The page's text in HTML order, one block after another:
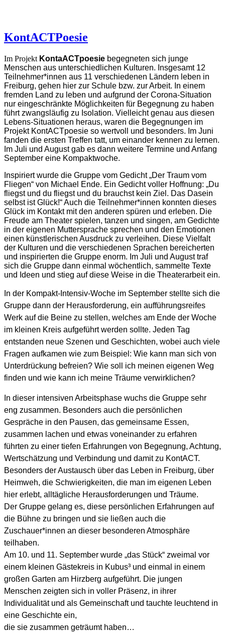
KontACTPoesie
Im Projekt KontaACTpoesie begegneten sich junge
Menschen aus unterschiedlichen Kulturen. Insgesamt 12
Teilnehmer*innen aus 11 verschiedenen Ländern leben in
Freiburg, gehen hier zur Schule bzw. zur Arbeit. In einem
fremden Land zu leben und aufgrund der Corona-Situation
nur eingeschränkte Möglichkeiten für Begegnung zu haben
führt zwangsläufig zu Isolation. Vielleicht genau aus diesen
Lebens-Situationen heraus, waren die Begegnungen im
Projekt KontACTpoesie so wertvoll und besonders. Im Juni
fanden die ersten Treffen tatt, um einander kennen zu lernen.
Im Juli und August gab es dann weitere Termine und Anfang
September eine Kompaktwoche.
Inspiriert wurde die Gruppe vom Gedicht „Der Traum vom
Fliegen“ von Michael Ende. Ein Gedicht voller Hoffnung: „Du
fliegst und du fliegst und du brauchst kein Ziel. Das Dasein
selbst ist Glück!“Auch die Teilnehmer*innen konnten dieses
Glück im Kontakt mit den anderen spüren und erleben. Die
Freude am Theater spielen, tanzen und singen, am Gedichte
in der eigenen Muttersprache sprechen und den Emotionen
einen künstlerischen Ausdruck zu verleihen. Diese Vielfalt
der Kulturen und die verschiedenen Sprachen bereicherten
und inspirierten die Gruppe enorm. Im Juli und August traf
sich die Gruppe dann einmal wöchentlich, sammelte Texte
und Ideen und stieg auf diese Weise in die Theaterarbeit ein.
In der Kompakt-Intensiv-Woche im September stellte sich die
Gruppe dann der Herausforderung, ein aufführungsreifes
Werk auf die Beine zu stellen, welches am Ende der Woche
im kleinen Kreis aufgeführt werden sollte. Jeden Tag
entstanden neue Szenen und Geschichten, wobei auch viele
Fragen aufkamen wie zum Beispiel: Wie kann man sich von
Unterdrückung befreien? Wie soll ich meinen eigenen Weg
finden und wie kann ich meine Träume verwirklichen?
In dieser intensiven Arbeitsphase wuchs die Gruppe sehr
eng zusammen. Besonders auch die persönlichen
Gespräche in den Pausen, das gemeinsame Essen,
zusammen lachen und etwas voneinander zu erfahren
führten zu einer tiefen Erfahrungen von Begegnung, Achtung,
Wertschätzung und Verbindung und damit zu KontACT.
Besonders der Austausch über das Leben in Freiburg, über
Heimweh, die Schwierigkeiten, die man im eigenen Leben
hier erlebt, alltägliche Herausforderungen und Träume.
Der Gruppe gelang es, diese persönlichen Erfahrungen auf
die Bühne zu bringen und sie ließen auch die
Zuschauer*innen an dieser besonderen Atmosphäre
teilhaben.
Am 10. und 11. September wurde „das Stück“ zweimal vor
einem kleinen Gästekreis in Kubus³ und einmal in einem
großen Garten am Hirzberg aufgeführt. Die jungen
Menschen zeigten sich in voller Präsenz, in ihrer
Individualität und als Gemeinschaft und tauchte leuchtend in
eine Geschichte ein,
die sie zusammen geträumt haben…